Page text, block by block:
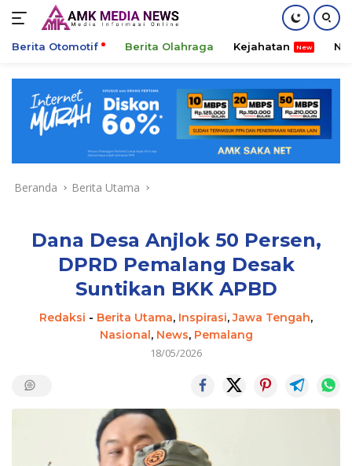
konten
Berita Otomotif Berita Olahraga Kejahatan
Beranda Berita Utama
Dana Desa Anjlok 50 Persen,
DPRD Pemalang Desak
Suntikan BKK APBD
Redaksi - Berita Utama, Inspirasi,Jawa Tengah,
Nasional, News, Pemalang
18/05/2026